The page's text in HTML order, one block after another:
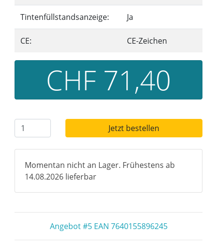
Tintenfüllstandsanzeige: Ja
CE: CE-Zeichen
CHF 71,40
Jetzt bestellen
Momentan nicht an Lager. Frühestens ab
14.08.2026 lieferbar
Angebot #5 EAN 7640155896245